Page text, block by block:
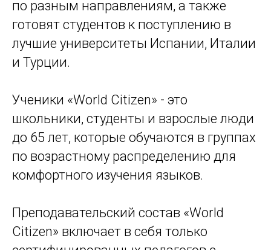
по разным направлениям, а также
готовят студентов к поступлению в
лучшие университеты Испании, Италии
и Турции.
Ученики «World Citizen» - это
школьники, студенты и взрослые люди
до 65 лет, которые обучаются в группах
по возрастному распределению для
комфортного изучения языков.
Преподавательский состав «World
Citizen» включает в себя только